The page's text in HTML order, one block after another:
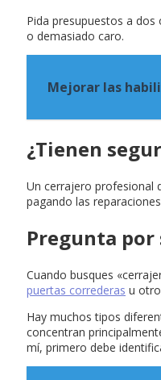
Pida presupuestos a
o demasiado caro.
Mejorar las
¿Tienen
Un cerrajero profesional
pagando las
Pregunta por
Cuando busques
puertas correderas u
Hay muchos tipos
concentran
mí, primero debe